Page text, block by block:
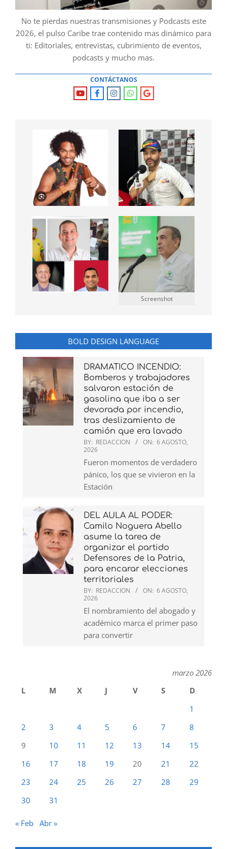
No te pierdas nuestras transmisiones y Podcasts este
2026, el pulso Caribe trae contenido mas dinámico para
ti: Editoriales, entrevistas, cubrimiento de eventos,
podcasts y mucho mas.
CONTÁCTANOS
Screenshot
BOLD DESIGN LANGUAGE
DRAMATICO INCENDIO:
Bomberos y trabajadores
salvaron estación de
gasolina que iba a ser
devorada por incendio,
tras deslizamiento de
camión que era lavado
BY: REDACCION ON: 6 AGOSTO,
2026
Fueron momentos de verdadero
pánico, los que se vivieron en la
Estación
DEL AULA AL PODER:
Camilo Noguera Abello
asume la tarea de
organizar el partido
Defensores de la Patria,
para encarar elecciones
territoriales
BY: REDACCION ON: 6 AGOSTO,
2026
El nombramiento del abogado y
académico marca el primer paso
para convertir
marzo 2026
L
M X J V S
D
1
2
3 4 5 6 7
8
9
10 11 12 13 14
15
16
17 18 19 20 21
22
23
24 25 26 27 28
29
30
31
« Feb Abr »